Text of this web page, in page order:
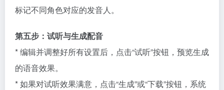
标记不同角色对应的发音人。
第五步：试听与生成配音
* 编辑并调整好所有设置后，点击“试听”按钮，预览生成
的语音效果。
* 如果对试听效果满意，点击“生成”或“下载”按钮，系统